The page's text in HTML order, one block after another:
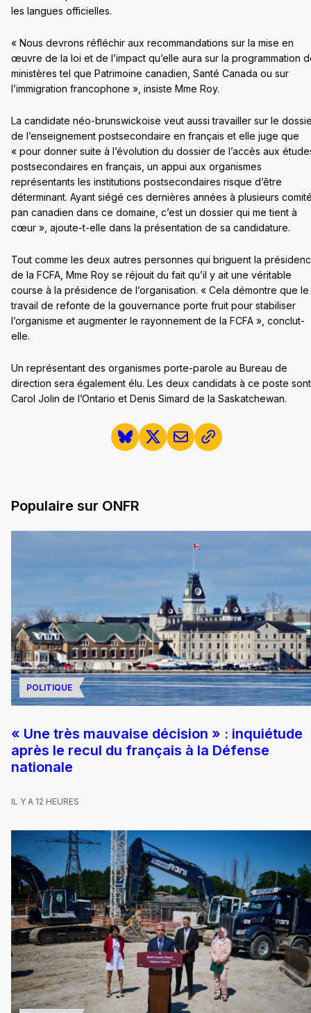
les langues officielles.
« Nous devrons réfléchir aux recommandations sur la mise en
œuvre de la loi et de l’impact qu’elle aura sur la programmation
ministères tel que Patrimoine canadien, Santé Canada ou sur
l’immigration francophone », insiste Mme Roy.
La candidate néo-brunswickoise veut aussi travailler sur le
de l’enseignement postsecondaire en français et elle juge que
« pour donner suite à l’évolution du dossier de l’accès aux
postsecondaires en français, un appui aux organismes
représentants les institutions postsecondaires risque d’être
déterminant. Ayant siégé ces dernières années à plusieurs
pan canadien dans ce domaine, c’est un dossier qui me tient à
cœur », ajoute-t-elle dans la présentation de sa candidature.
Tout comme les deux autres personnes qui briguent la
de la FCFA, Mme Roy se réjouit du fait qu’il y ait une véritable
course à la présidence de l’organisation. « Cela démontre que le
travail de refonte de la gouvernance porte fruit pour stabiliser
l’organisme et augmenter le rayonnement de la FCFA », conclut-
elle.
Un représentant des organismes porte-parole au Bureau de
direction sera également élu. Les deux candidats à ce poste sont
Carol Jolin de l’Ontario et Denis Simard de la Saskatchewan.
Populaire sur ONFR
POLITIQUE
« Une très mauvaise décision » : inquiétude
après le recul du français à la Défense
nationale
IL Y A 12 HEURES